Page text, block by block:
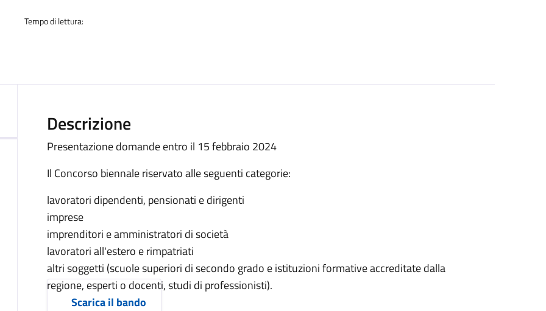
Tempo di lettura:
Descrizione
Presentazione domande entro il 15 febbraio 2024
Il Concorso biennale riservato alle seguenti categorie:
lavoratori dipendenti, pensionati e dirigenti
imprese
imprenditori e amministratori di società
lavoratori all'estero e rimpatriati
altri soggetti (scuole superiori di secondo grado e istituzioni formative accreditate dalla
regione, esperti o docenti, studi di professionisti).
Scarica il bando